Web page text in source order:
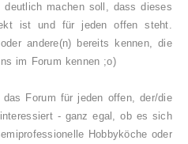
machen soll, dass dieses
ist und für jeden offen steht.
andere(n) bereits kennen, die
im Forum kennen ;o)
Forum für jeden offen, der/die
- ganz egal, ob es sich
Hobbyköche oder